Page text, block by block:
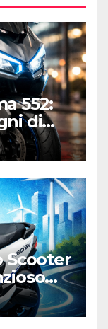
552:
di
Scooter